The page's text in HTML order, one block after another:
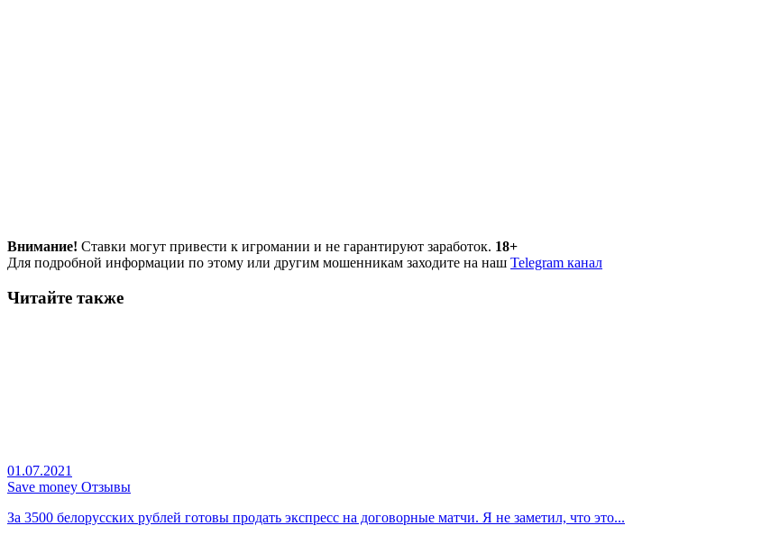
Внимание! Ставки могут привести к игромании и не гарантируют заработок. 18+
Для подробной информации по этому или другим мошенникам заходите на наш Telegram канал
Читайте также
01.07.2021
Save money Отзывы
За 3500 белорусских рублей готовы продать экспресс на договорные матчи. Я не заметил, что это...